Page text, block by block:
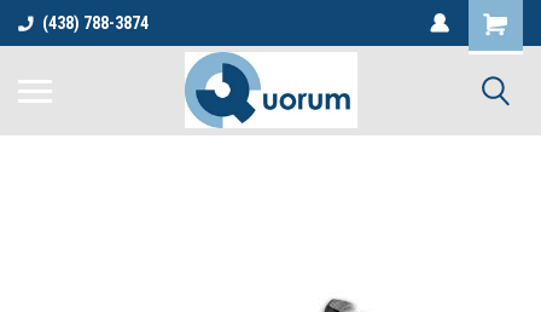
(438) 788-3874